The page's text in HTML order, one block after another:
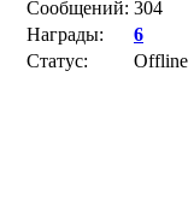
Сообщений: 304
Награды:
6
Статус:
Offline